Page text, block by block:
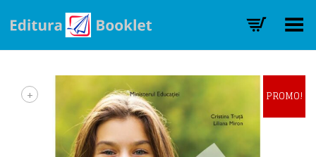
Toggle Menu
PROMO!
+